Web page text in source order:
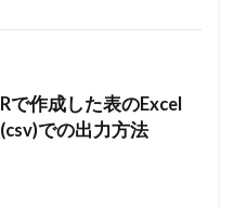
Rで作成した表のExcel
(csv)での出力方法